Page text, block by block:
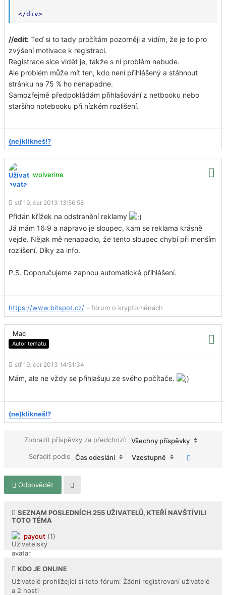
</div>
//edit: Teď si to tady pročítám pozorněji a vidím, že je to pro
zvýšení motivace k registraci.
Registrace sice vidět je, takže s ní problém nebude.
Ale problém může mít ten, kdo není přihlášený a stáhnout
stránku na 75 % ho nenapadne.
Samozřejmě předpokládám přihlašování z netbooku nebo
staršího notebooku při nízkém rozlišení.
(ne)klikneš!?
wolverine
stř 19. čer 2013 13:56:58
Přidán křížek na odstranění reklamy
Já mám 16:9 a napravo je sloupec, kam se reklama krásně
vejde. Nějak mě nenapadlo, že tento sloupec chybí při menším
rozlišení. Díky za info.
P.S. Doporučujeme zapnou automatické přihlášení.
https://www.bitspot.cz/ - fórum o kryptoměnách
Mac
Autor tematu
stř 19. čer 2013 14:51:34
Mám, ale ne vždy se přihlašuju ze svého počítače.
(ne)klikneš!?
Zobrazit příspěvky za předchozí:
Všechny příspěvky
Seřadit podle
Čas odeslání Vzestupně
Odpovědět
SEZNAM POSLEDNÍCH 255UŽIVATELŮ, KTEŘÍ NAVŠTÍVILI
TOTO TÉMA
payout (1)
KDO JE ONLINE
Uživatelé prohlížející si toto fórum: Žádní registrovaní uživatelé
a 2 hosti